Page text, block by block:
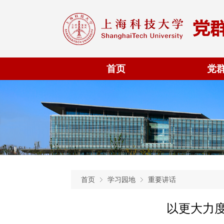
首页 党
首页 学习园地 重要讲话
以更大力